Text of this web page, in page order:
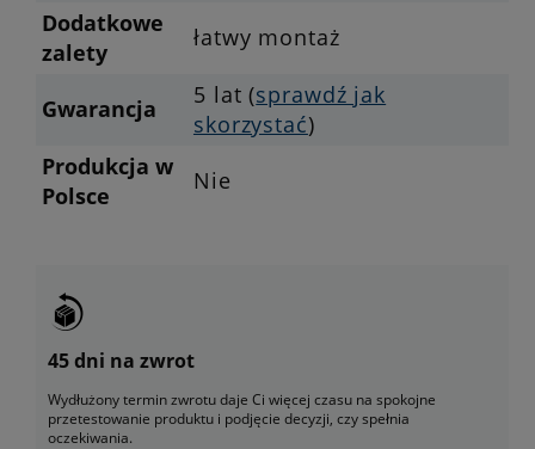
Dodatkowe
zalety
łatwy montaż
Gwarancja 5 lat (sprawdź jak
skorzystać)
Produkcja w
Polsce
Nie
45 dni na zwrot
Wydłużony termin zwrotu daje Ci więcej czasu na spokojne
przetestowanie produktu i podjęcie decyzji, czy spełnia
oczekiwania.